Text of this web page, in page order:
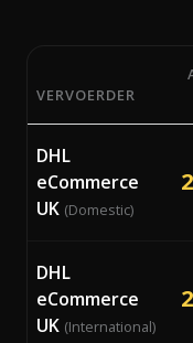
Actuele BAF-
VERVOERDER
DHL
eCommerce
UK (Domestic)
DHL
eCommerce
UK (International)